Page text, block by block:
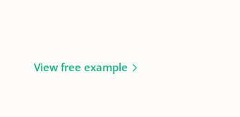
View free example